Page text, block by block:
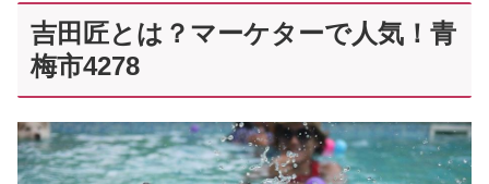
吉田匠とは？マーケターで人気！青
梅市4278